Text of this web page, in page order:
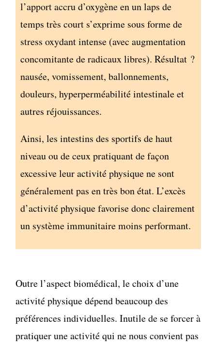
l’apport accru d’oxygène en un laps de
temps très court s’exprime sous forme de
stress oxydant intense (avec augmentation
concomitante de radicaux libres). Résultat ?
nausée, vomissement, ballonnements,
douleurs, hyperperméabilité intestinale et
autres réjouissances.
Ainsi, les intestins des sportifs de haut
niveau ou de ceux pratiquant de façon
excessive leur activité physique ne sont
généralement pas en très bon état. L’excès
d’activité physique favorise donc clairement
un système immunitaire moins performant.
Outre l’aspect biomédical, le choix d’une
activité physique dépend beaucoup des
préférences individuelles. Inutile de se forcer à
pratiquer une activité qui ne nous convient pas